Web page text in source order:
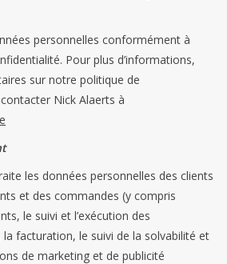
salés
personnelles conformément à
Pour plus d’informations,
sur notre politique de
Nick Alaerts à
les données personnelles des clients
et des commandes (y compris
le suivi et l’exécution des
facturation, le suivi de la solvabilité et
de marketing et de publicité